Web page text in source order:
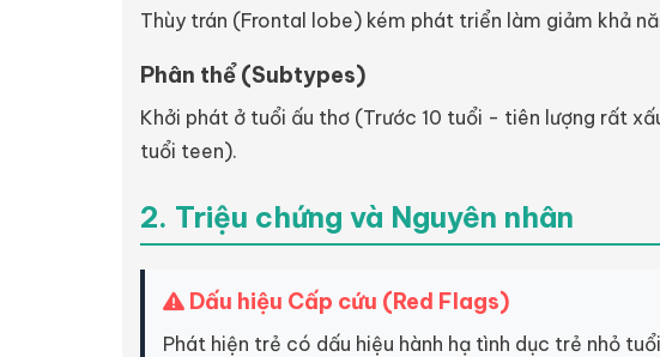
Thùy trán (Frontal lobe) kém phát triển làm giảm khả
Phân thể (Subtypes)
Khởi phát ở tuổi ấu thơ (Trước 10 tuổi - tiên lượng rất
tuổi teen).
2. Triệu chứng và Nguyên nhân
Dấu hiệu Cấp cứu (Red Flags)
Phát hiện trẻ có dấu hiệu hành hạ tình dục trẻ nhỏ